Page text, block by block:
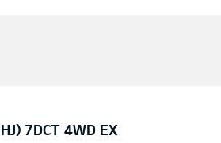
7DCT 4WD EX